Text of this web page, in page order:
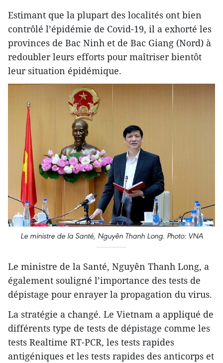
Estimant que la plupart des localités ont bien
contrôlé l’épidémie de Covid-19, il a exhorté les
provinces de Bac Ninh et de Bac Giang (Nord) à
redoubler leurs efforts pour maîtriser bientôt
leur situation épidémique.
Le ministre de la Santé, Nguyên Thanh Long. Photo: VNA
Le ministre de la Santé, Nguyên Thanh Long, a
également souligné l’importance des tests de
dépistage pour enrayer la propagation du virus.
La stratégie a changé. Le Vietnam a appliqué de
différents type de tests de dépistage comme les
tests Realtime RT-PCR, les tests rapides
antigéniques et les tests rapides des anticorps et